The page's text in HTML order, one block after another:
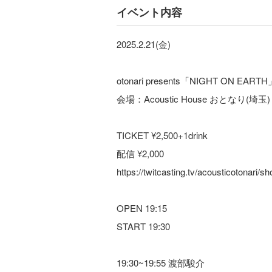
イベント内容
2025.2.21(金)
otonari presents「NIGHT ON EARTH」
会場：Acoustic House おとなり(埼玉)
TICKET ¥2,500+1drink
配信 ¥2,000
https://twitcasting.tv/acousticotonari/
OPEN 19:15
START 19:30
19:30~19:55 渡部駿介